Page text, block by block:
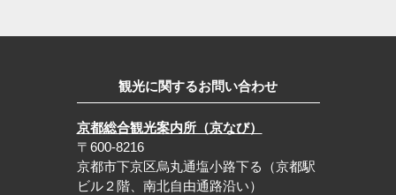
観光に関するお問い合わせ
京都総合観光案内所（京なび）
〒600-8216
京都市下京区烏丸通塩小路下る（京都駅
ビル２階、南北自由通路沿い）